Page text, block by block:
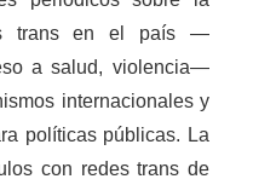
trans en el país —
a salud, violencia—
internacionales y
políticas públicas. La
con redes trans de